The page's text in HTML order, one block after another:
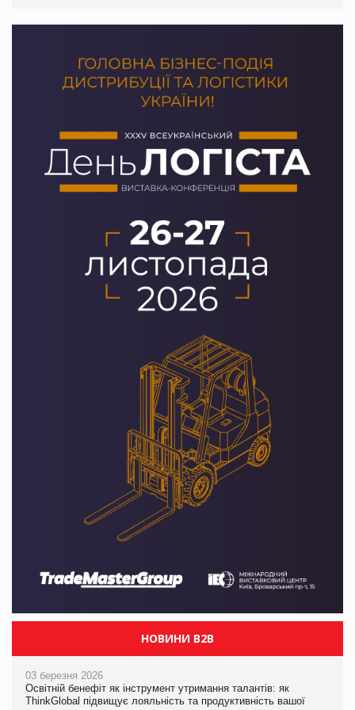
НОВИНИ B2B
03 березня 2026
Освітній бенефіт як інструмент утримання талантів: як
ThinkGlobal підвищує лояльність та продуктивність вашої